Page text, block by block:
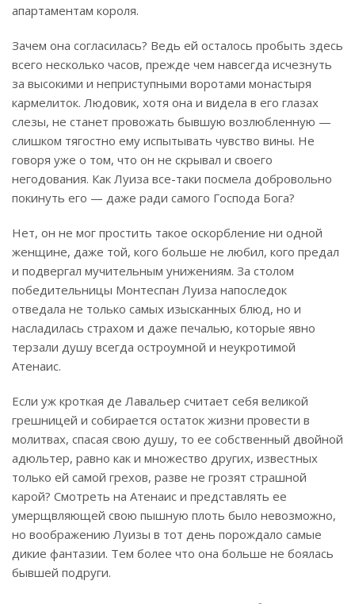
апартаментам короля.
Зачем она согласилась? Ведь ей осталось пробыть здесь
всего несколько часов, прежде чем навсегда исчезнуть
за высокими и неприступными воротами монастыря
кармелиток. Людовик, хотя она и видела в его глазах
слезы, не станет провожать бывшую возлюбленную —
слишком тягостно ему испытывать чувство вины. Не
говоря уже о том, что он не скрывал и своего
негодования. Как Луиза все-таки посмела добровольно
покинуть его — даже ради самого Господа Бога?
Нет, он не мог простить такое оскорбление ни одной
женщине, даже той, кого больше не любил, кого предал
и подвергал мучительным унижениям. За столом
победительницы Монтеспан Луиза напоследок
отведала не только самых изысканных блюд, но и
насладилась страхом и даже печалью, которые явно
терзали душу всегда остроумной и неукротимой
Атенаис.
Если уж кроткая де Лавальер считает себя великой
грешницей и собирается остаток жизни провести в
молитвах, спасая свою душу, то ее собственный двойной
адюльтер, равно как и множество других, известных
только ей самой грехов, разве не грозят страшной
карой? Смотреть на Атенаис и представлять ее
умерщвляющей свою пышную плоть было невозможно,
но воображению Луизы в тот день порождало самые
дикие фантазии. Тем более что она больше не боялась
бывшей подруги.